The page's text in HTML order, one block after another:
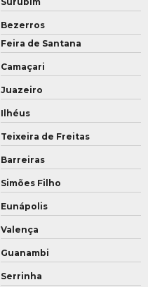
Bezerros
Feira de Santana
Camaçari
Juazeiro
Ilhéus
Teixeira de Freitas
Barreiras
Simões Filho
Eunápolis
Valença
Guanambi
Serrinha